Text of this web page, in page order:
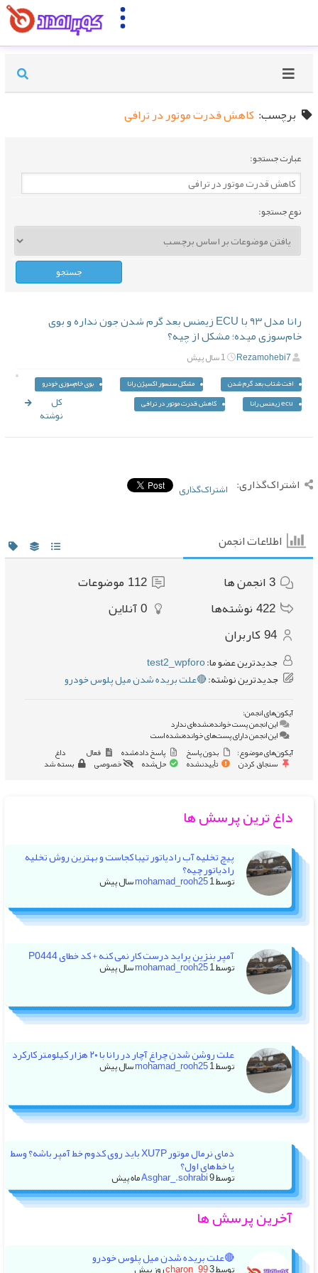
برچسب:کاهش قدرت موتور در ترافی
عبارت جستجو:
نوع جستجو:
رانا مدل ۹۳ با ECU زیمنس بعد گرم شدن جون نداره و بوی
خام‌سوزی میده؛ مشکل از چیه؟
Rezamohebi7 1 سال پیش
افت شتاب بعد گرم شدن مشکل سنسور اکسیژن رانا
بوی خام‌سوزی خودرو
ecu زیمنس رانا
کاهش قدرت موتور در ترافی
مشاهده
نوشته
اشتراک‌گذاری: اشتراک‌گذاری
اطلاعات انجمن
3 انجمن ها 112موضوعات
422نوشته‌ها 0 آنلاین
94 کاربران
جدیدترین عضو ما:test2_wpforo
جدیدترین نوشته:🔴علت بریده شدن میل پلوس خودرو
آیکون‌های انجمن:
این انجمن پست خوانده‌نشده‌ای ندارد
این انجمن دارای پست‌های خوانده‌نشده است
آیکون‌های موضوع:
بدون پاسخ پاسخ داده‌شده فعال
سنجاق کردن تأییدنشده حل‌شده خصوصی بسته شد
داغ ترین پرسش ها
پیچ تخلیه آب رادیاتور تیبا کجاست و بهترین روش تخلیه
رادیاتور چیه؟
توسط mohamad_rooh251 سال پیش
آمپر بنزین پراید درست کار نمی کنه + کد خطای P0444
توسط mohamad_rooh251 سال پیش
علت روشن شدن چراغ آچار در رانا با ۲۰ هزار کیلومتر کارکرد
توسط mohamad_rooh251 سال پیش
دمای نرمال موتور XU7P باید روی کدوم خط آمپر باشه؟ وسط
یا خط‌های اول؟
توسط Asghar_.sohrabi9 ماه پیش
آخرین پرسش ها
🔴علت بریده شدن میل پلوس خودرو